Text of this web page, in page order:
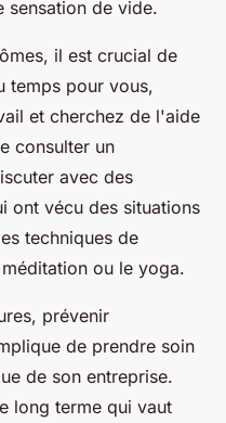
sensation de vide.
il est crucial de
temps pour vous,
et cherchez de l'aide
consulter un
avec des
ont vécu des situations
techniques de
ou le yoga.
prévenir
de prendre soin
de son entreprise.
long terme qui vaut